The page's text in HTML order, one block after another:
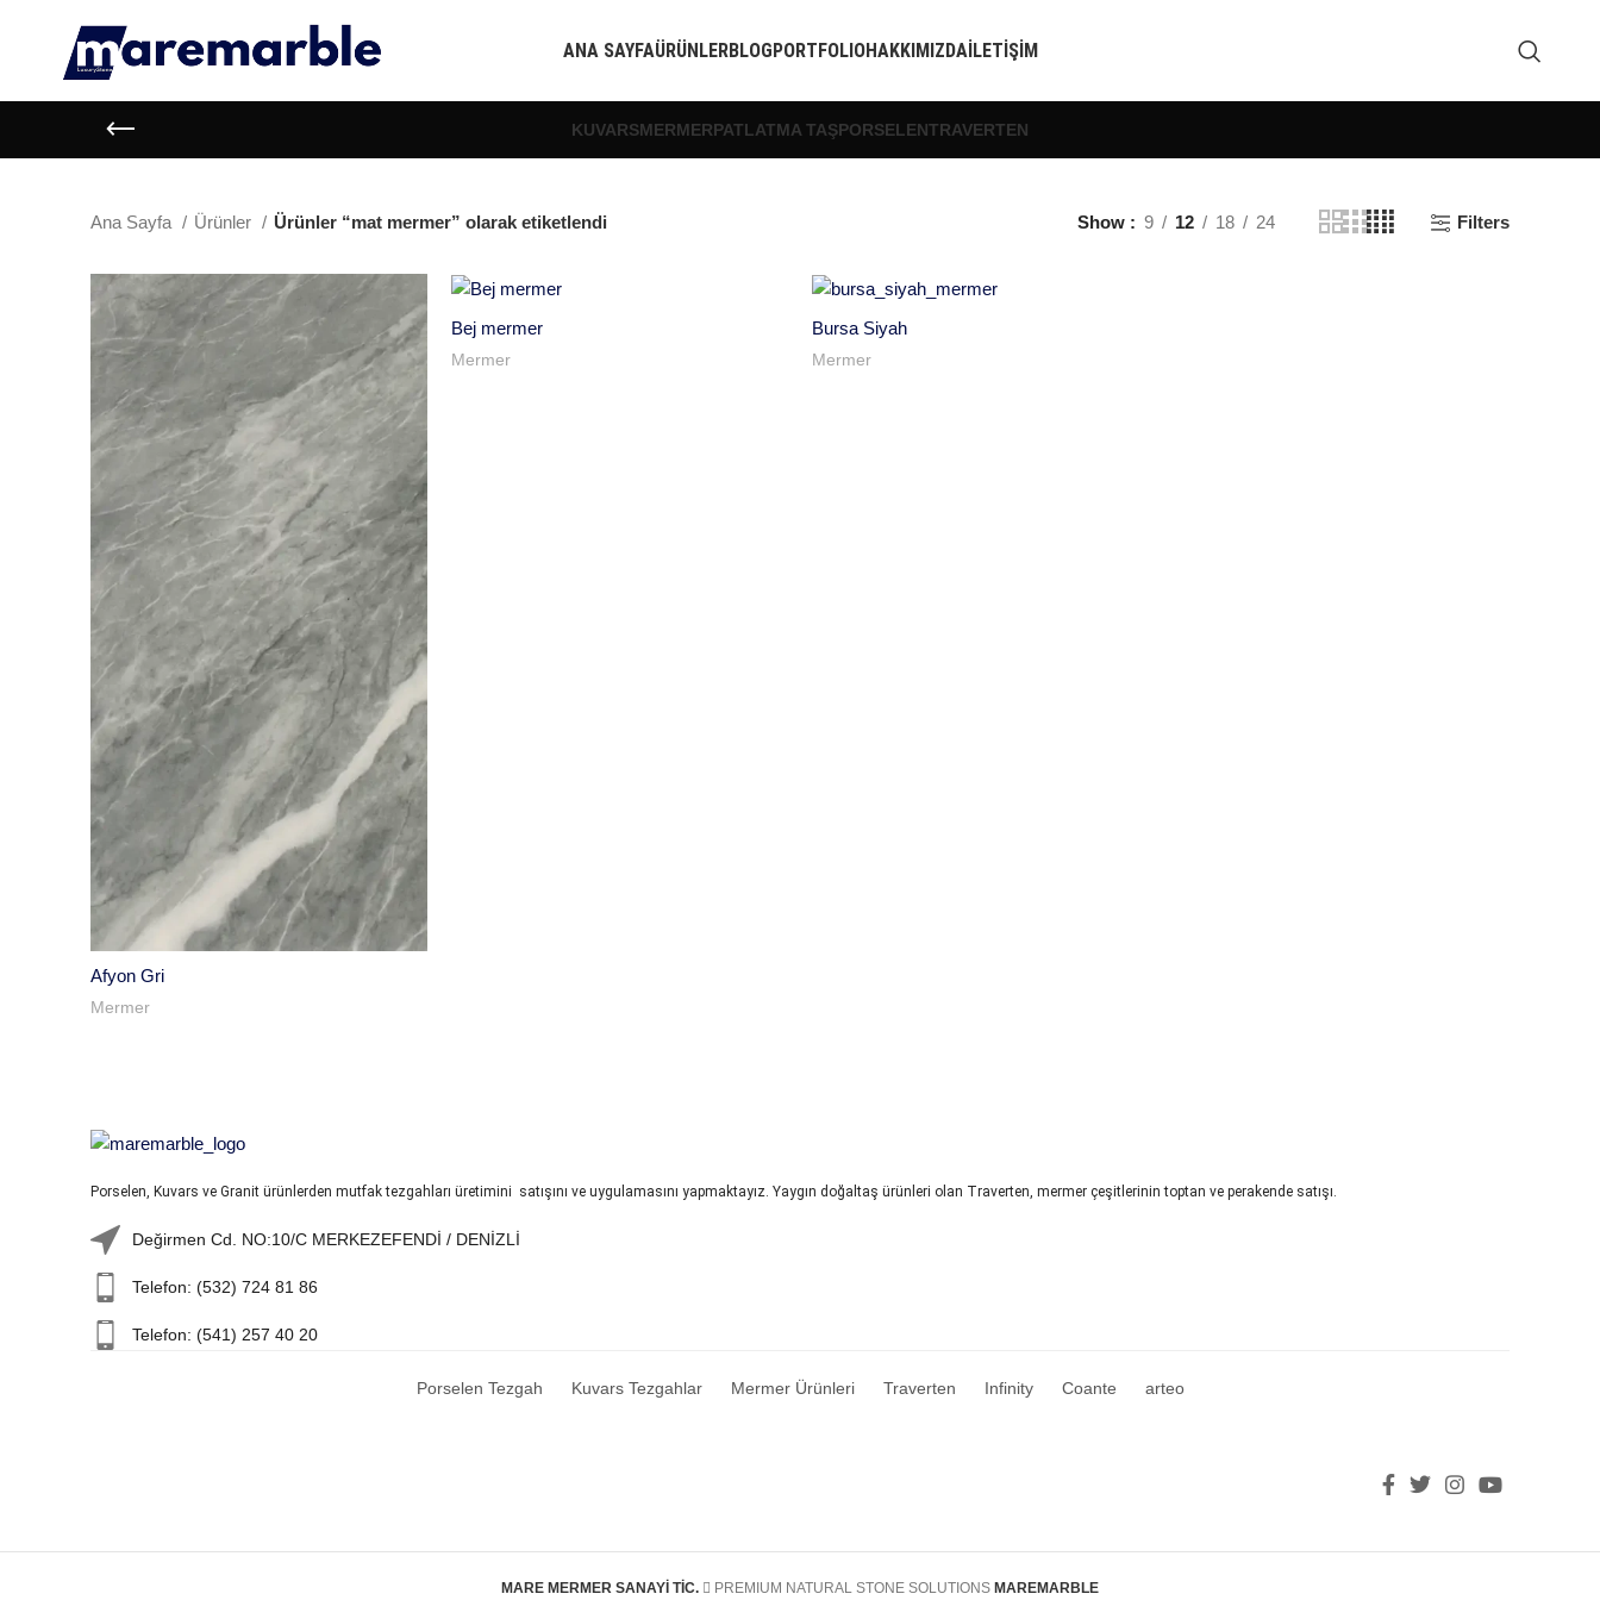
ANA SAYFAÜRÜNLERBLOGPORTFOLIOHAKKIMIZDAİLETIŞIM
KUVARSMERMERPATLATMA TAŞPORSELENTRAVERTEN
Ana Sayfa Ürünler Ürünler “mat mermer” olarak etiketlendi Show 9 12 18 24 Filters
Afyon Gri
Mermer
Bej mermer
Mermer
Bursa Siyah
Mermer
Porselen, Kuvars ve Granit ürünlerden mutfak tezgahları üretimini satışını ve uygulamasını yapmaktayız. Yaygın doğaltaş ürünleri olan Traverten, mermer çeşitlerinin toptan ve perakende satışı.
Değirmen Cd. NO:10/C MERKEZEFENDİ / DENİZLİ
Telefon: (532) 724 81 86
Telefon: (541) 257 40 20
Porselen Tezgah Kuvars Tezgahlar Mermer Ürünleri Traverten Infinity Coante arteo
MARE MERMER SANAYİ TİC. PREMIUM NATURAL STONE SOLUTIONS MAREMARBLE